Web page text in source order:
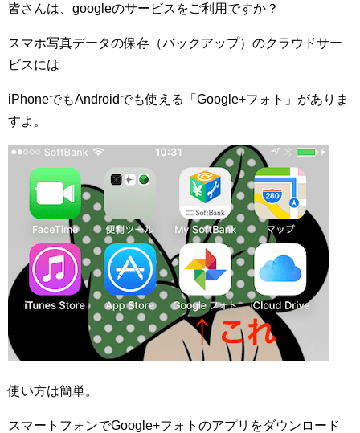
皆さんは、 googleのサービスをご利用ですか？
スマホ写真データの保存（バックアップ）のクラウドサー
ビスには
iPhoneでもAndroidでも使える「 Google+フォト」がありま
すよ。
使い方は簡単。
スマートフォンでGoogle+フォトのアプリをダウンロード